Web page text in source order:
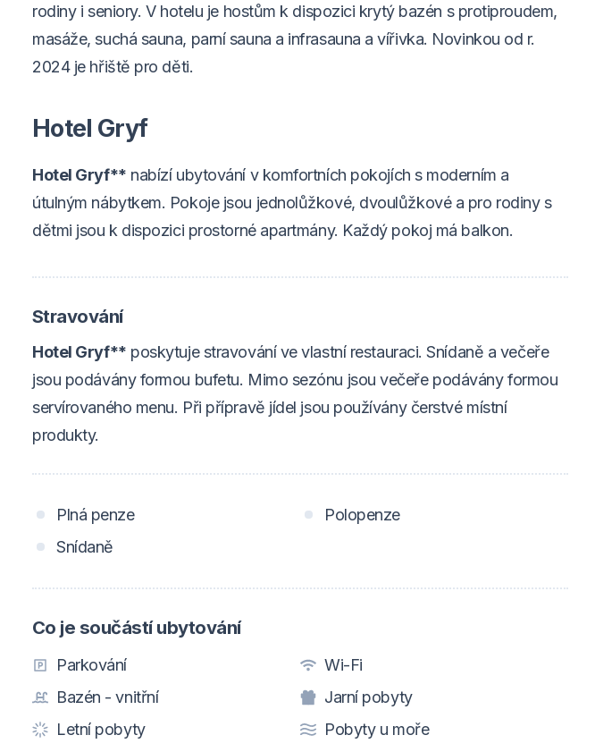
rodiny i seniory. V hotelu je hostům k dispozici krytý bazén s protiproudem,
masáže, suchá sauna, parní sauna a infrasauna a vířivka. Novinkou od r.
2024 je hřiště pro děti.
Hotel Gryf
Hotel Gryf** nabízí ubytování v komfortních pokojích s moderním a
útulným nábytkem. Pokoje jsou jednolůžkové, dvoulůžkové a pro rodiny s
dětmi jsou k dispozici prostorné apartmány. Každý pokoj má balkon.
Stravování
Hotel Gryf** poskytuje stravování ve vlastní restauraci. Snídaně a večeře
jsou podávány formou bufetu. Mimo sezónu jsou večeře podávány formou
servírovaného menu. Při přípravě jídel jsou používány čerstvé místní
produkty.
Plná penze
Polopenze
Snídaně
Co je součástí ubytování
Parkování
Wi-Fi
Bazén - vnitřní
Jarní pobyty
Letní pobyty
Pobyty u moře